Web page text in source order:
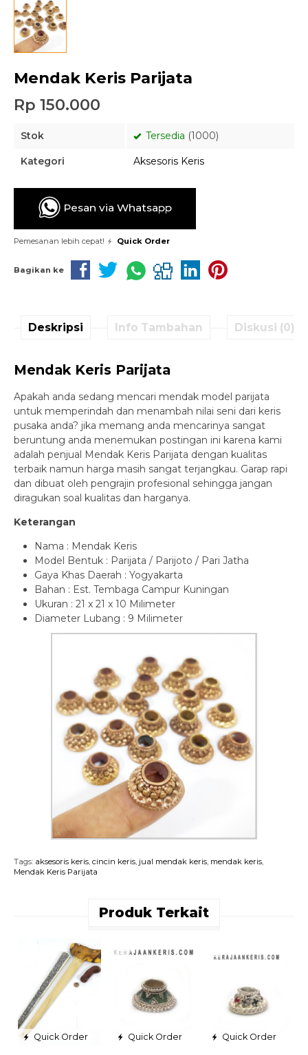
Mendak Keris Parijata
Rp 150.000
Stok Tersedia (1000)
Kategori Aksesoris Keris
Pesan via Whatsapp
Pemesanan lebih cepat! Quick Order
Bagikan ke
Deskripsi Info Tambahan Diskusi (0)
Mendak Keris Parijata
Apakah anda sedang mencari mendak model parijata
untuk memperindah dan menambah nilai seni dari keris
pusaka anda? jika memang anda mencarinya sangat
beruntung anda menemukan postingan ini karena kami
adalah penjual Mendak Keris Parijata dengan kualitas
terbaik namun harga masih sangat terjangkau. Garap rapi
dan dibuat oleh pengrajin profesional sehingga jangan
diragukan soal kualitas dan harganya.
Keterangan
Nama : Mendak Keris
Model Bentuk : Parijata / Parijoto / Pari Jatha
Gaya Khas Daerah : Yogyakarta
Bahan : Est. Tembaga Campur Kuningan
Ukuran : 21 x 21 x 10 Milimeter
Diameter Lubang : 9 Milimeter
Tags: aksesoris keris, cincin keris, jual mendak keris, mendak keris,
Mendak Keris Parijata
Produk Terkait
Quick Order Quick Order Quick Order